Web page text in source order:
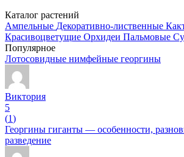
Каталог растений
Ампельные Декоративно-лиственные
Красивоцветущие Орхидеи Пальмовые
Популярное
Лотосовидные нимфейные георгины
Виктория
5
(1)
Георгины гиганты — особенности,
разведение